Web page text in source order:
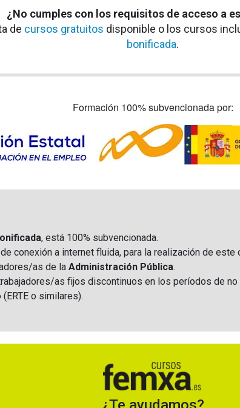
¿No cumples con los requisitos de acceso a
de cursos gratuitos disponible o los cursos
bonificada.
Formación 100% subvencionada por:
, está 100% subvencionada.
conexión a internet fluida, para la realización de este
as de la Administración Pública.
as fijos discontinuos en los períodos de
o similares).